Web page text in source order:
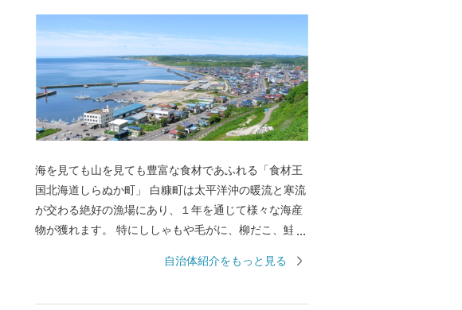
海を見ても山を見ても豊富な食材であふれる「食材王
国北海道しらぬか町」 白糠町は太平洋沖の暖流と寒流
が交わる絶好の漁場にあり、１年を通じて様々な海産
物が獲れます。 特にししゃもや毛がに、柳だこ、鮭、
ます。 恵まれた漁場にある白糠町は水産物だけでも十
自治体紹介をもっと見る